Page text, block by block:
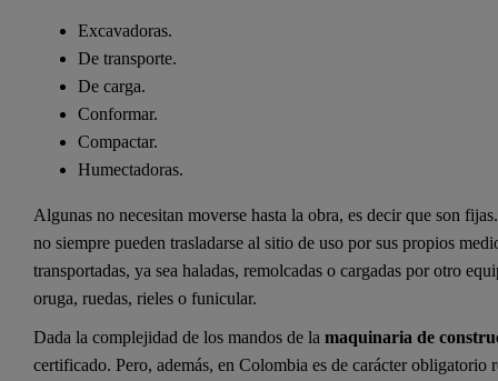
Excavadoras.
De transporte.
De carga.
Conformar.
Compactar.
Humectadoras.
Algunas no necesitan moverse hasta la obra, es decir que son
no siempre pueden trasladarse al sitio de uso por sus propios
transportadas, ya sea haladas, remolcadas o cargadas por otro
oruga, ruedas, rieles o funicular.
Dada la complejidad de los mandos de la maquinaria de
certificado. Pero, además, en Colombia es de carácter